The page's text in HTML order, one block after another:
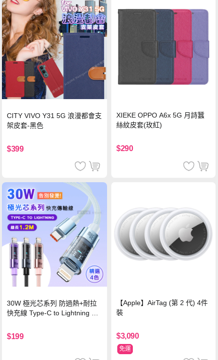
CITY VIVO Y31 5G 浪漫都會支
架皮套-黑色
$399
XIEKE OPPO A6x 5G 月詩蠶
絲紋皮套(玫紅)
$290
30W 極光芯系列 防過熱+耐拉
快充線 Type-C to Lightning 傳
$199
【Apple】AirTag (第 2 代) 4件
裝
$3,090
免運